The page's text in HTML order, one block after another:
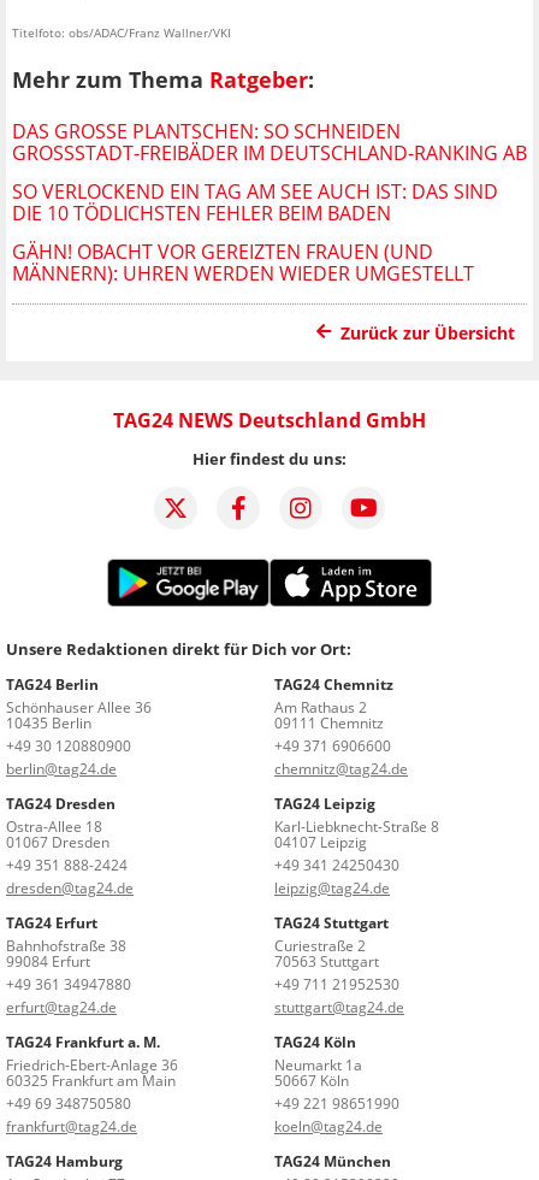
Titelfoto: obs/ADAC/Franz Wallner/VKI
Mehr zum Thema Ratgeber:
DAS GROSSE PLANTSCHEN: SO SCHNEIDEN G
ROSSSTADT-FREIBÄDER IM DEUTSCHLAND-RANKING AB
SO VERLOCKEND EIN TAG AM SEE AUCH IST: DAS SIND
DIE 10 TÖDLICHSTEN FEHLER BEIM BADEN
GÄHN! OBACHT VOR GEREIZTEN FRAUEN (UND
MÄNNERN): UHREN WERDEN WIEDER UMGESTELLT
Zurück zur Übersicht
TAG24 NEWS Deutschland GmbH
Hier findest du uns:
Unsere Redaktionen direkt für Dich vor Ort:
TAG24 Berlin
Schönhauser Allee 36
10435 Berlin
+49 30 120880900
berlin@tag24.de
TAG24 Chemnitz
Am Rathaus 2
09111 Chemnitz
+49 371 6906600
chemnitz@tag24.de
TAG24 Dresden
Ostra-Allee 18
01067 Dresden
+49 351 888-2424
dresden@tag24.de
TAG24 Leipzig
Karl-Liebknecht-Straße 8
04107 Leipzig
+49 341 24250430
leipzig@tag24.de
TAG24 Erfurt
Bahnhofstraße 38
99084 Erfurt
+49 361 34947880
erfurt@tag24.de
TAG24 Stuttgart
Curiestraße 2
70563 Stuttgart
+49 711 21952530
stuttgart@tag24.de
TAG24 Frankfurt a. M.
Friedrich-Ebert-Anlage 36
60325 Frankfurt am Main
+49 69 348750580
frankfurt@tag24.de
TAG24 Köln
Neumarkt 1a
50667 Köln
+49 221 98651990
koeln@tag24.de
TAG24 Hamburg
TAG24 München